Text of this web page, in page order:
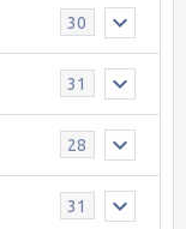
30
31
28
31